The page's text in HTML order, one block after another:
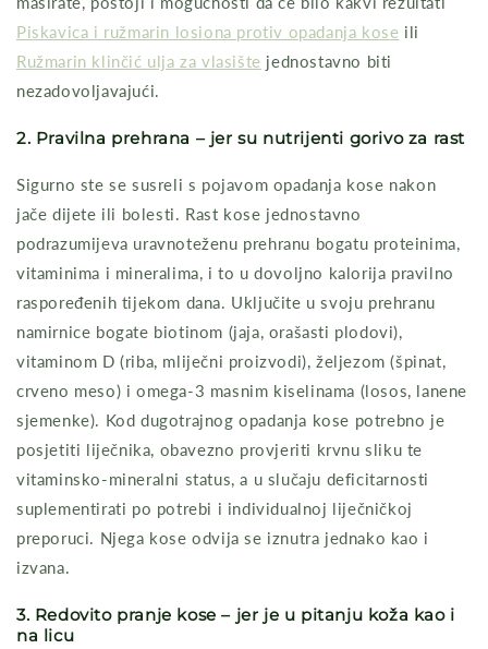
Piskavica i ružmarin losiona protiv opadanja kose ili
Ružmarin klinčić ulja za vlasište jednostavno biti
nezadovoljavajući.
2. Pravilna prehrana – jer su nutrijenti gorivo za rast
Sigurno ste se susreli s pojavom opadanja kose nakon
jače dijete ili bolesti. Rast kose jednostavno
podrazumijeva uravnoteženu prehranu bogatu proteinima,
vitaminima i mineralima, i to u dovoljno kalorija pravilno
raspoređenih tijekom dana. Uključite u svoju prehranu
namirnice bogate biotinom (jaja, orašasti plodovi),
vitaminom D (riba, mliječni proizvodi), željezom (špinat,
crveno meso) i omega-3 masnim kiselinama (losos, lanene
sjemenke). Kod dugotrajnog opadanja kose potrebno je
posjetiti liječnika, obavezno provjeriti krvnu sliku te
vitaminsko-mineralni status, a u slučaju deficitarnosti
suplementirati po potrebi i individualnoj liječničkoj
preporuci. Njega kose odvija se iznutra jednako kao i
izvana.
3. Redovito pranje kose – jer je u pitanju koža kao i
na licu